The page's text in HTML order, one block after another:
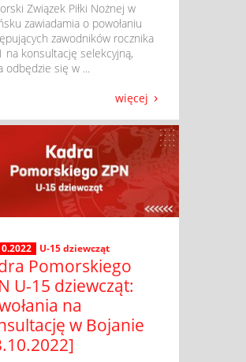
Związek Piłki Nożnej w
zawiadamia o powołaniu
zawodników rocznika
na konsultację selekcyjną,
odbędzie się w ...
więcej
U-15 dziewcząt
Pomorskiego
U-15 dziewcząt:
na
w Bojanie